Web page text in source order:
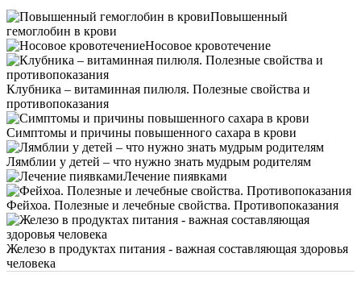
Повышенный
гемоглобин в крови
Носовое кровотечение
Клубника – витаминная пилюля. Полезные свойства и
противопоказания
Симптомы и причины повышенного сахара в крови
Лямблии у детей – что нужно знать мудрым родителям
Лечение пиявками
Фейхоа. Полезные и лечебные свойства. Противопоказания
Железо в продуктах питания - важная составляющая здоровья
человека